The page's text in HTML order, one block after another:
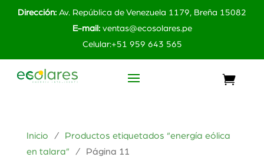
Dirección: Av. República de Venezuela 1179, Breña 15082
E-mail: ventas@ecosolares.pe
Celular:+51 959 643 565
Inicio / Productos etiquetados “energía eólica
en talara” / Página 11